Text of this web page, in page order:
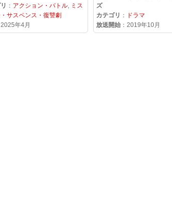
： アクション・バトル, ミス
サスペンス・復讐劇
2025年4月
ズ
カテゴリ ：
ドラマ
放送開始 ：2019年10月